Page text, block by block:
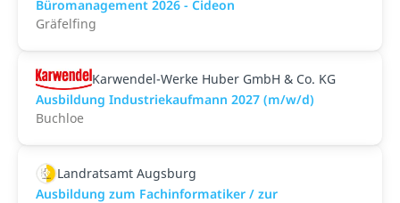
Büromanagement 2026 - Cideon
Gräfelfing
Karwendel-Werke Huber GmbH & Co. KG
Ausbildung Industriekaufmann 2027 (m/w/d)
Buchloe
Landratsamt Augsburg
Ausbildung zum Fachinformatiker / zur